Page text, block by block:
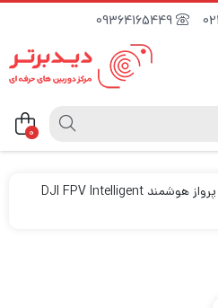
09364165449
0
باتری پرواز هوشمند DJI FPV Intelligent